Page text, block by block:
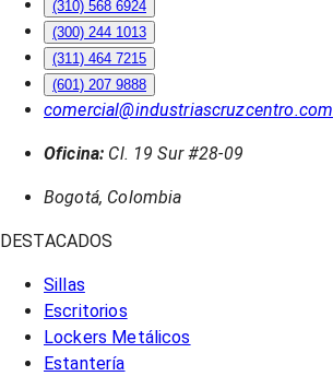
(310) 568 6924
(300) 244 1013
(311) 464 7215
(601) 207 9888
comercial@industriascruzcentro.com
Oficina: Cl. 19 Sur #28-09
Bogotá, Colombia
DESTACADOS
Sillas
Escritorios
Lockers Metálicos
Estantería